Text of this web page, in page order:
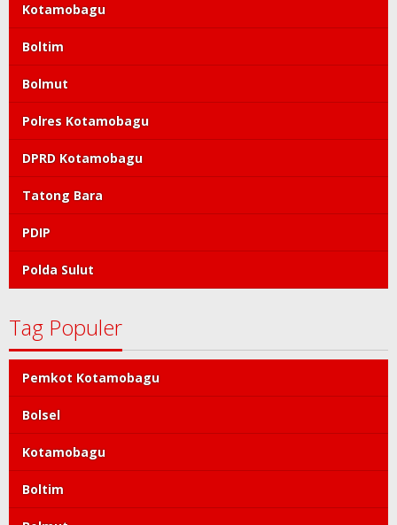
Kotamobagu
Boltim
Bolmut
Polres Kotamobagu
DPRD Kotamobagu
Tatong Bara
PDIP
Polda Sulut
Tag Populer
Pemkot Kotamobagu
Bolsel
Kotamobagu
Boltim